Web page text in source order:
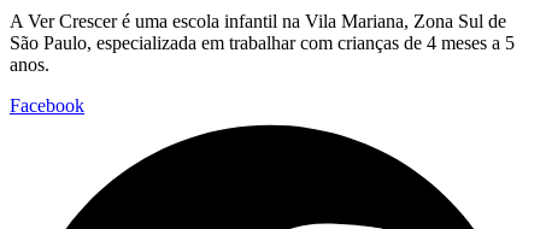
A Ver Crescer é uma escola infantil na Vila Mariana, Zona Sul de
São Paulo, especializada em trabalhar com crianças de 4 meses a 5
anos.
Facebook